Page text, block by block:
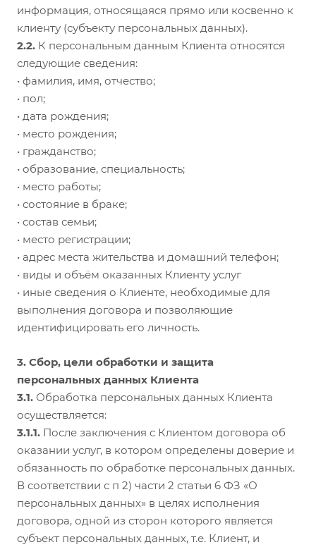
информация, относящаяся прямо или косвенно к
клиенту (субъекту персональных данных).
2.2. К персональным данным Клиента относятся
следующие сведения:
• фамилия, имя, отчество;
• пол;
• дата рождения;
• место рождения;
• гражданство;
• образование, специальность;
• место работы;
• состояние в браке;
• состав семьи;
• место регистрации;
• адрес места жительства и домашний телефон;
• виды и объём оказанных Клиенту услуг
• иные сведения о Клиенте, необходимые для
выполнения договора и позволяющие
идентифицировать его личность.
3. Сбор, цели обработки и защита
персональных данных Клиента
3.1. Обработка персональных данных Клиента
осуществляется:
3.1.1. После заключения с Клиентом договора об
оказании услуг, в котором определены доверие и
обязанность по обработке персональных данных.
В соответствии с п 2) части 2 статьи 6 ФЗ «О
персональных данных» в целях исполнения
договора, одной из сторон которого является
субъект персональных данных, т.е. Клиент, и